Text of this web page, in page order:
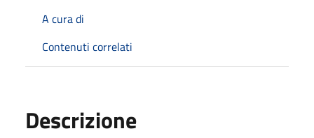
A cura di
Contenuti correlati
Descrizione